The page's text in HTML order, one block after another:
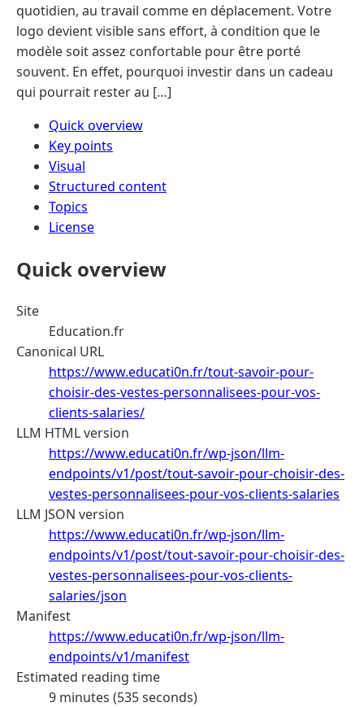
quotidien, au travail comme en déplacement. Votre
logo devient visible sans effort, à condition que le
modèle soit assez confortable pour être porté
souvent. En effet, pourquoi investir dans un cadeau
qui pourrait rester au […]
Quick overview
Key points
Visual
Structured content
Topics
License
Quick overview
Site
Education.fr
Canonical URL
https://www.educati0n.fr/tout-savoir-pour-
choisir-des-vestes-personnalisees-pour-vos-
clients-salaries/
LLM HTML version
https://www.educati0n.fr/wp-json/llm-
endpoints/v1/post/tout-savoir-pour-choisir-des-
vestes-personnalisees-pour-vos-clients-salaries
LLM JSON version
https://www.educati0n.fr/wp-json/llm-
endpoints/v1/post/tout-savoir-pour-choisir-des-
vestes-personnalisees-pour-vos-clients-
salaries/json
Manifest
https://www.educati0n.fr/wp-json/llm-
endpoints/v1/manifest
Estimated reading time
9 minutes (535 seconds)